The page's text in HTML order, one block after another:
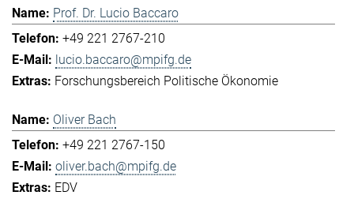
Prof. Dr. Lucio Baccaro
+49 221 2767-210
lucio.baccaro@mpifg.de
Forschungsbereich Politische Ökonomie
Oliver Bach
+49 221 2767-150
oliver.bach@mpifg.de
EDV